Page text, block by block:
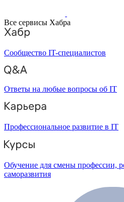
Все сервисы Хабра
Сообщество IT-специалистов
Ответы на любые вопросы об IT
Профессиональное развитие в IT
Обучение для смены профессии,
саморазвития